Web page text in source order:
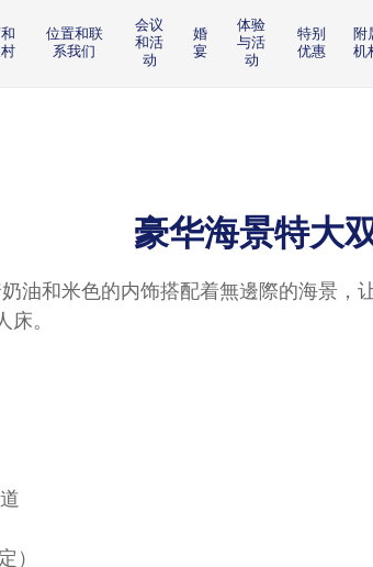
位置和联
系我们
会议
和活
动
婚
宴
体验
与活
动
特别
优惠
附
机
豪华海景特大
油和米色的内饰搭配着無邊際的海景
。
）